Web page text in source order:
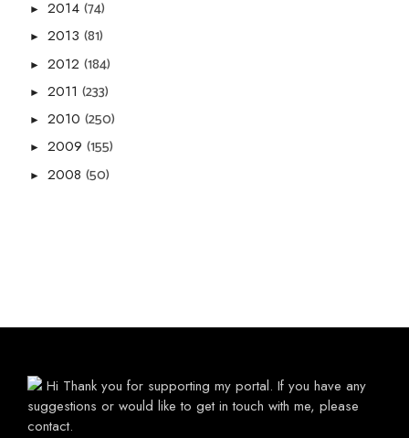
► 2014 (74)
► 2013 (81)
► 2012 (184)
► 2011 (233)
► 2010 (250)
► 2009 (155)
► 2008 (50)
Hi Thank you for supporting my portal. If you have any
suggestions or would like to get in touch with me, please
contact.